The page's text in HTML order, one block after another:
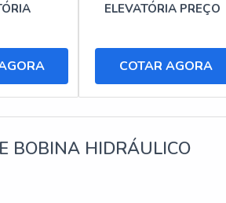
ELEVATÓRIA PREÇO
COTAR AGORA
BOBINA HIDRÁULICO